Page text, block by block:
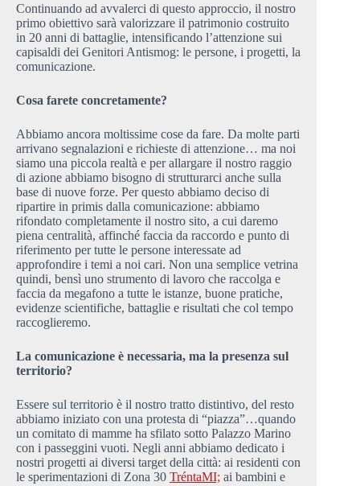
Continuando ad avvalerci di questo approccio, il nostro
primo obiettivo sarà valorizzare il patrimonio costruito
in 20 anni di battaglie, intensificando l’attenzione sui
capisaldi dei Genitori Antismog: le persone, i progetti, la
comunicazione.
Cosa farete concretamente?
Abbiamo ancora moltissime cose da fare. Da molte parti
arrivano segnalazioni e richieste di attenzione… ma noi
siamo una piccola realtà e per allargare il nostro raggio
di azione abbiamo bisogno di strutturarci anche sulla
base di nuove forze. Per questo abbiamo deciso di
ripartire in primis dalla comunicazione: abbiamo
rifondato completamente il nostro sito, a cui daremo
piena centralità, affinché faccia da raccordo e punto di
riferimento per tutte le persone interessate ad
approfondire i temi a noi cari. Non una semplice vetrina
quindi, bensì uno strumento di lavoro che raccolga e
faccia da megafono a tutte le istanze, buone pratiche,
evidenze scientifiche, battaglie e risultati che col tempo
raccoglieremo.
La comunicazione è necessaria, ma la presenza sul
territorio?
Essere sul territorio è il nostro tratto distintivo, del resto
abbiamo iniziato con una protesta di “piazza”…quando
un comitato di mamme ha sfilato sotto Palazzo Marino
con i passeggini vuoti. Negli anni abbiamo dedicato i
nostri progetti ai diversi target della città: ai residenti con
le sperimentazioni di Zona 30 TréntaMI; ai bambini e